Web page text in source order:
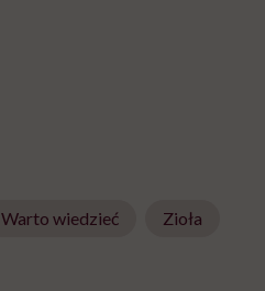
Warto wiedzieć Zioła